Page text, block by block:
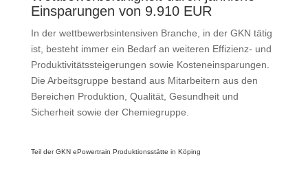
Einsparungen von 9.910 EUR
In der wettbewerbsintensiven Branche, in der GKN tätig
ist, besteht immer ein Bedarf an weiteren Effizienz- und
Produktivitätssteigerungen sowie Kosteneinsparungen.
Die Arbeits­gruppe bestand aus Mitarbeitern aus den
Bereichen Produktion, Qualität, Gesundheit und
Sicherheit sowie der Chemiegruppe.
Teil der GKN ePowertrain Produktionsstätte in Köping